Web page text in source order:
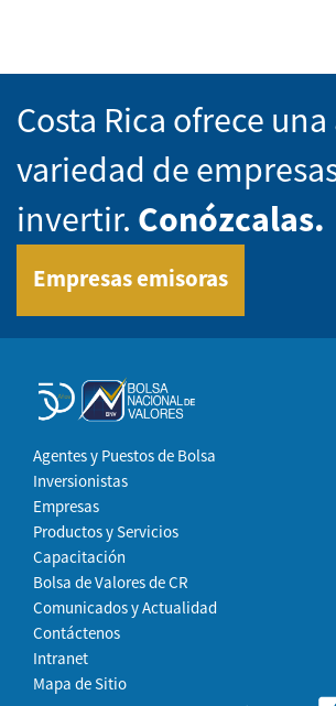
Costa Rica ofrece
variedad de
invertir. Conózcalas.
Empresas emisoras
Agentes y Puestos de Bolsa
Inversionistas
Empresas
Productos y Servicios
Capacitación
Bolsa de Valores de CR
Comunicados y Actualidad
Contáctenos
Intranet
Mapa de Sitio